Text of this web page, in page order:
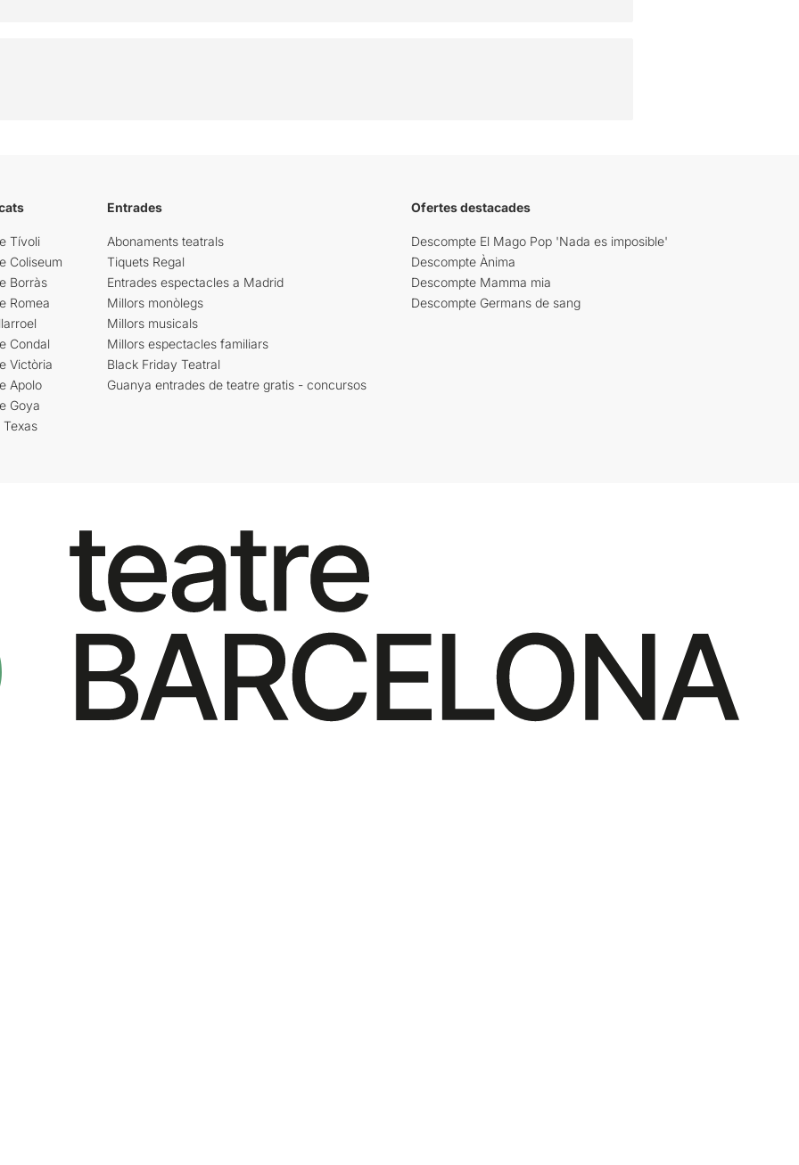
Tívoli
Coliseum
Borràs
Romea
Condal
Victòria
Apolo
Goya
Texas
Entrades
Abonaments teatrals
Tiquets Regal
Entrades espectacles a Madrid
Millors monòlegs
Millors musicals
Millors espectacles familiars
Black Friday Teatral
Guanya entrades de teatre gratis - concursos
Ofertes destacades
Descompte El Mago Pop 'Nada es imposible'
Descompte Ànima
Descompte Mamma mia
Descompte Germans de sang